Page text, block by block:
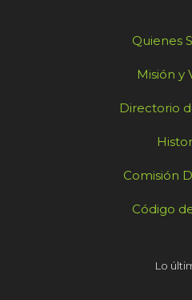
Quienes
Misión y
Directorio
Comisión
Código
Lo